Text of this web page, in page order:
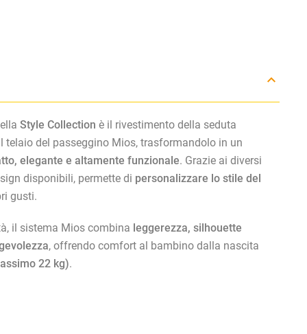
Style Collection è il rivestimento della seduta
telaio del passeggino Mios, trasformandolo in un
elegante e altamente funzionale. Grazie ai diversi
disponibili, permette di personalizzare lo stile del
gusti.
il sistema Mios combina leggerezza, silhouette
, offrendo comfort al bambino dalla nascita
22 kg).